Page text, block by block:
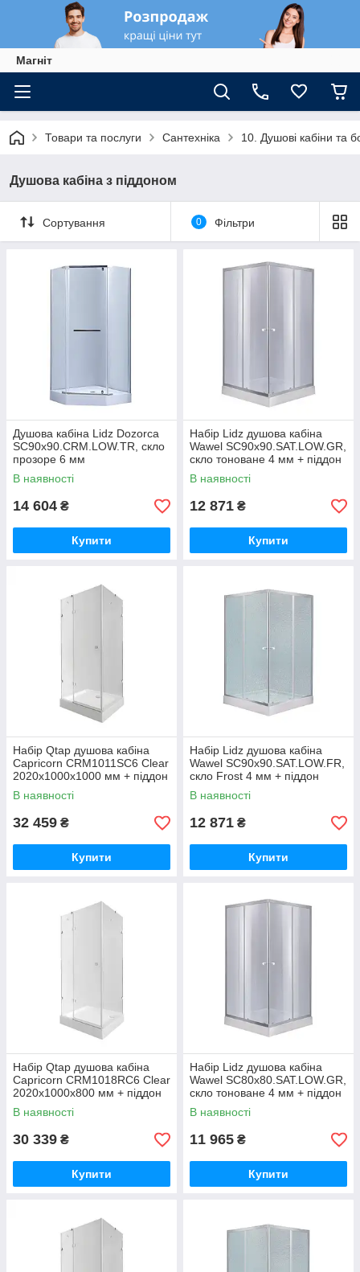
Магніт
Товари та послуги Сантехніка 10. Душові кабіни та
Душова кабіна з піддоном
Сортування 0 Фільтри
Душова кабіна Lidz Dozorca
SC90x90.CRM.LOW.TR, скло
прозоре 6 мм
В наявності
14 604 ₴
Купити
Набір Lidz душова кабіна
Wawel SC90x90.SAT.LOW.GR,
скло тоноване 4 мм + піддон
Mazur
В наявності
12 871 ₴
Купити
Набір Qtap душова кабіна
Capricorn CRM1011SC6 Clear
2020x1000x1000 мм + піддон
Tern 301112 100x100x12 см
см
В наявності
32 459 ₴
Купити
Набір Lidz душова кабіна
Wawel SC90x90.SAT.LOW.FR,
скло Frost 4 мм + піддон
Mazur
В наявності
12 871 ₴
Купити
Набір Qtap душова кабіна
Capricorn CRM1018RC6 Clear
2020x1000x800 мм + піддон
Tern 301812C 100x80x12 см з
В наявності
30 339 ₴
Купити
Набір Lidz душова кабіна
Wawel SC80x80.SAT.LOW.GR,
скло тоноване 4 мм + піддон
Mazur
В наявності
11 965 ₴
Купити